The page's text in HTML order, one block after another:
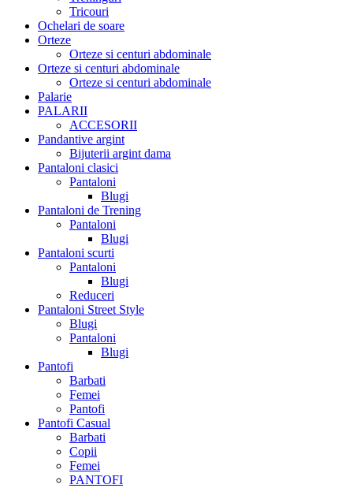
Tricouri
Ochelari de soare
Orteze
Orteze si centuri abdominale
Orteze si centuri abdominale
Orteze si centuri abdominale
Palarie
PALARII
ACCESORII
Pandantive argint
Bijuterii argint dama
Pantaloni clasici
Pantaloni
Blugi
Pantaloni de Trening
Pantaloni
Blugi
Pantaloni scurti
Pantaloni
Blugi
Reduceri
Pantaloni Street Style
Blugi
Pantaloni
Blugi
Pantofi
Barbati
Femei
Pantofi
Pantofi Casual
Barbati
Copii
Femei
PANTOFI